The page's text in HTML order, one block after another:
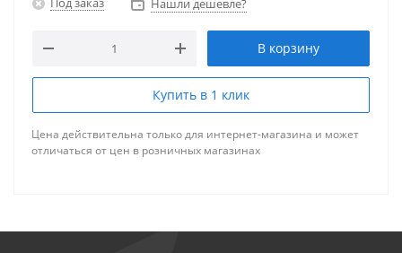
Нашли дешевле?
В корзину
Купить в 1 клик
Цена действительна только для интернет-магазина и может
отличаться от цен в розничных магазинах